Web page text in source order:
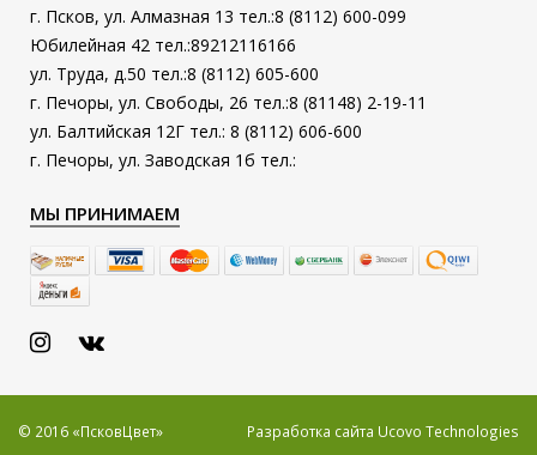
г. Псков, ул. Алмазная 13 тел.:8 (8112) 600-099
Юбилейная 42 тел.:89212116166
ул. Труда, д.50 тел.:8 (8112) 605-600
г. Печоры, ул. Свободы, 26 тел.:8 (81148) 2-19-11
ул. Балтийская 12Г тел.: 8 (8112) 606-600
г. Печоры, ул. Заводская 1б тел.:
МЫ ПРИНИМАЕМ
© 2016 «ПсковЦвет» Разработка сайта Ucovo Technologies